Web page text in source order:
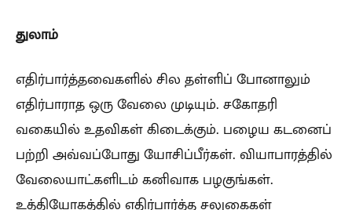
துலாம்
எதிர்பார்த்தவைகளில் சில தள்ளிப் போனாலும்
எதிர்பாராத ஒரு வேலை முடியும். சகோதரி
வகையில் உதவிகள் கிடைக்கும். பழைய கடனைப்
பற்றி அவ்வப்போது யோசிப்பீர்கள். வியாபாரத்தில்
வேலையாட்களிடம் கனிவாக பழகுங்கள்.
உத்தியோகத்தில் எதிர்பார்த்த சலுகைகள்